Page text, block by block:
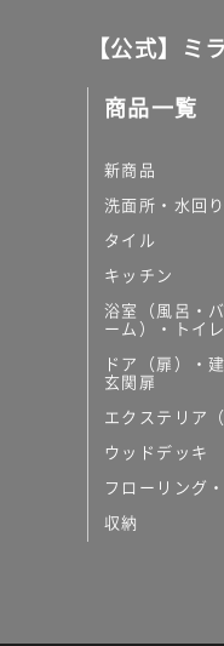
【公式】ミ
商品一覧
新商品
洗面所・水回り
タイル
キッチン
浴室（風呂・
ーム）・トイレ
ドア（扉）・
玄関扉
エクステリア（
ウッドデッキ
フローリング
収納